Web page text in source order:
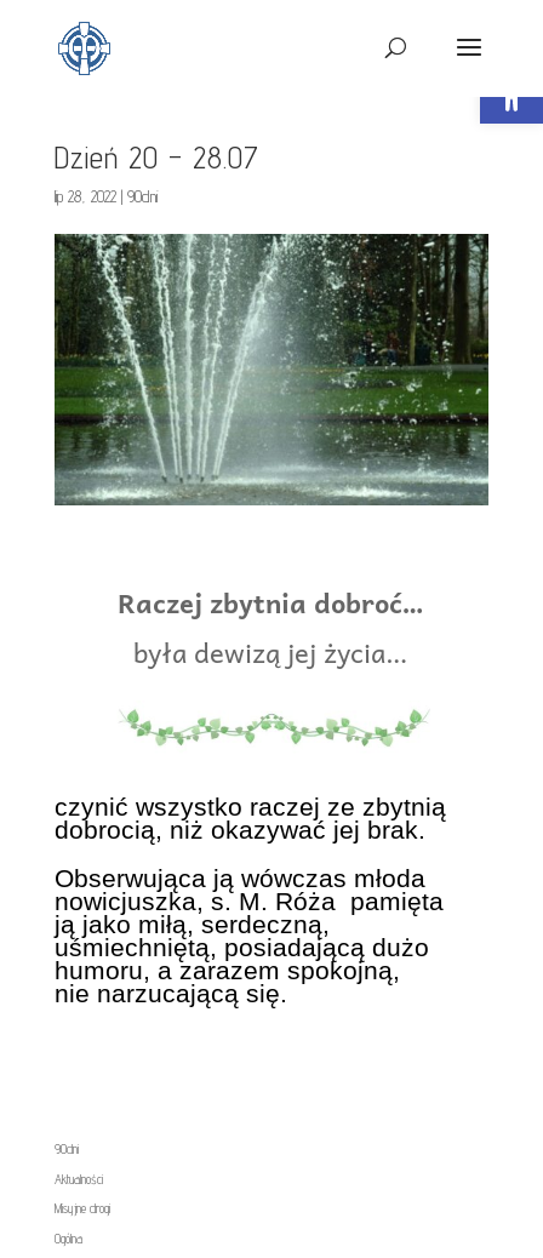
Dzień 20 – 28.07
lip 28, 2022| 90dni
Raczej zbytnia dobroć…
była dewizą jej życia…
czynić wszystko raczej ze zbytnią
dobrocią, niż okazywać jej brak.
Obserwująca ją wówczas młoda
nowicjuszka, s. M. Róża pamięta
ją jako miłą, serdeczną,
uśmiechniętą, posiadającą dużo
humoru, a zarazem spokojną,
nie narzucającą się.
90dni
Aktualności
Misyjne drogi
Ogólna